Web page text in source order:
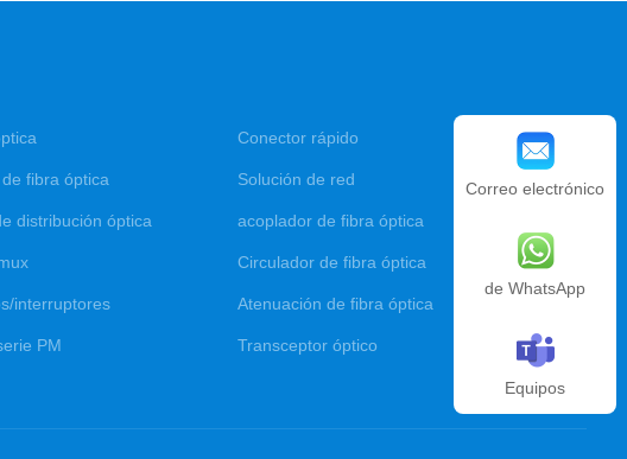
Conector rápido
fibra óptica Solución de red
distribución óptica acoplador de fibra óptica
Circulador de fibra óptica
interruptores Atenuación de fibra óptica
PM Transceptor óptico
Correo electrónico
de WhatsApp
Equipos